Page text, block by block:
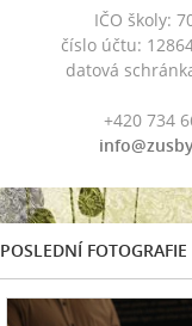
IČO školy:
číslo účtu:
datová
+420 734
POSLEDNÍ FOTOGRAFIE